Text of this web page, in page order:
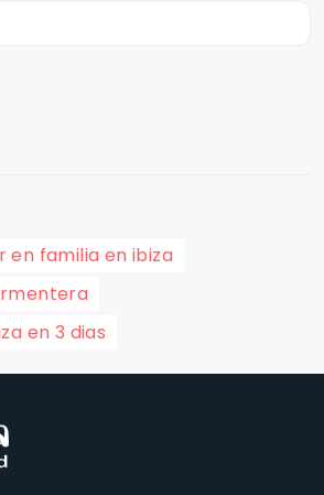
en familia en ibiza
en 3 dias